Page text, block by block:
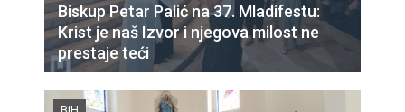
Biskup Petar Palić na 37. Mladifestu:
Krist je naš Izvor i njegova milost ne
prestaje teći